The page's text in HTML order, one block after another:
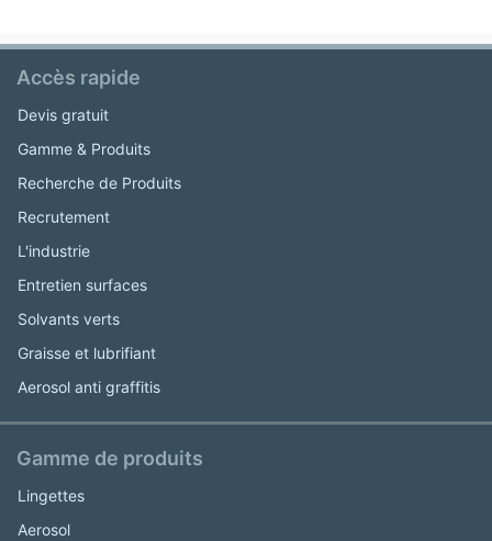
Accès rapide
Devis gratuit
Gamme & Produits
Recherche de Produits
Recrutement
L'industrie
Entretien surfaces
Solvants verts
Graisse et lubrifiant
Aerosol anti graffitis
Gamme de produits
Lingettes
Aerosol